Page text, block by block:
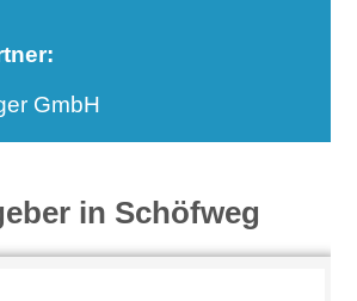
GmbH
in Schöfweg